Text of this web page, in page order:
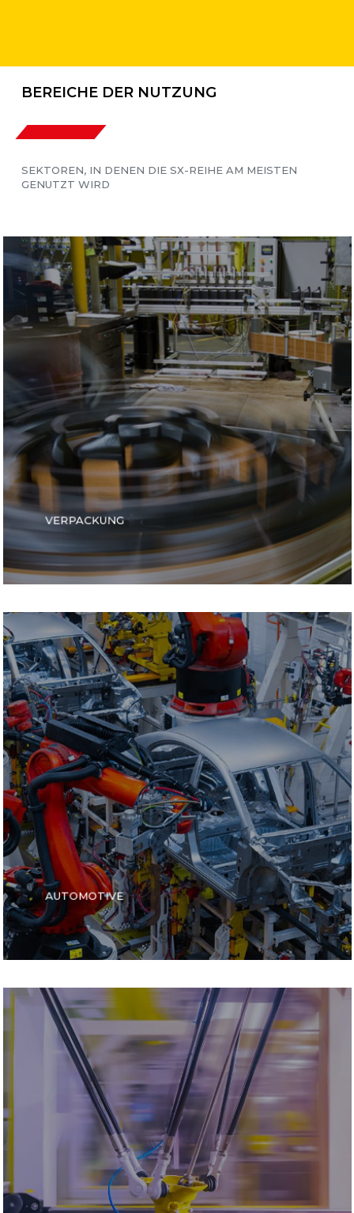
BEREICHE DER NUTZUNG
SEKTOREN, IN DENEN DIE SX-REIHE AM MEISTEN
GENUTZT WIRD
VERPACKUNG
AUTOMOTIVE